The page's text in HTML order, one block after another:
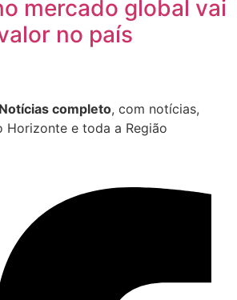
mercado global vai
no país
completo, com notícias,
Horizonte e toda a Região